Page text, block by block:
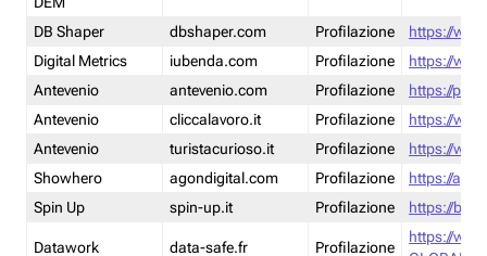
DB Shaper
dbshaper.com Profilazione
https://
Digital Metrics
iubenda.com Profilazione
https://
Antevenio
antevenio.com Profilazione
https://
Antevenio
cliccalavoro.it Profilazione
https://
Antevenio
turistacurioso.it Profilazione
https://
Showhero
agondigital.com Profilazione
https://
Spin Up
spin-up.it Profilazione https://
Datawork data-safe.fr Profilazione
https://